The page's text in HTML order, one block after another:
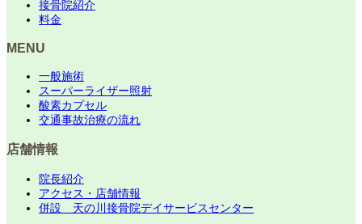
接骨院紹介
料金
MENU
一般施術
スーパーライザー照射
酸素カプセル
交通事故治療の流れ
店舗情報
院長紹介
アクセス・店舗情報
併設 天の川接骨院デイサービスセンター